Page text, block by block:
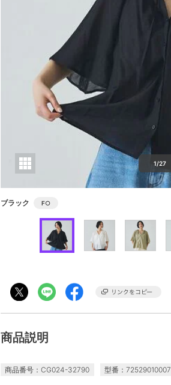
1/27
ブラック F○
商品説明
商品番号：CG024-32790 型番：72529010007